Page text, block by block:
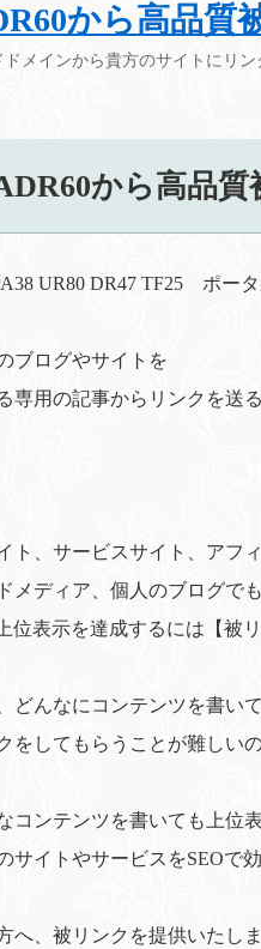
から高品質
ドメインから貴方のサイトにリン
から高品質
UR80 DR47 TF25 ポー
ブログやサイトを
専用の記事からリンクを送
ト、サービスサイト、アフ
メディア、個人のブログでも
位表示を達成するには【被
どんなにコンテンツを書い
をしてもらうことが難しい
コンテンツを書いても上位
サイトやサービスをSEOで
へ、被リンクを提供いたしま